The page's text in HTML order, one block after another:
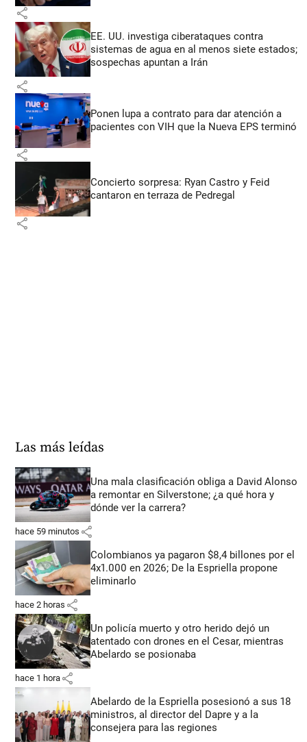
share
EE. UU. investiga ciberataques contra
sistemas de agua en al menos siete estados;
sospechas apuntan a Irán
share
Ponen lupa a contrato para dar atención a
pacientes con VIH que la Nueva EPS terminó
share
Concierto sorpresa: Ryan Castro y Feid
cantaron en terraza de Pedregal
share
Las más leídas
Una mala clasificación obliga a David Alonso
a remontar en Silverstone; ¿a qué hora y
dónde ver la carrera?
hace 59 minutos share
Colombianos ya pagaron $8,4 billones por el
4x1.000 en 2026; De la Espriella propone
eliminarlo
hace 2 horas share
Un policía muerto y otro herido dejó un
atentado con drones en el Cesar, mientras
Abelardo se posionaba
hace 1 hora share
Abelardo de la Espriella posesionó a sus 18
ministros, al director del Dapre y a la
consejera para las regiones